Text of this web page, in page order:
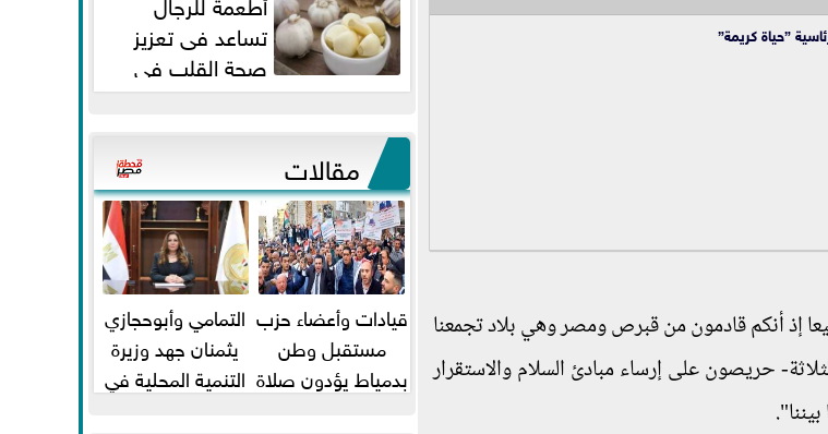
”حياة كريمة”
إذ أنكم قادمون من قبرص ومصر وهي بلاد تجمعنا
حريصون على إرساء مبادئ السلام والاستقرار
كفر...
تساعد فى تعزيز
صحة القلب فى
سن الأربعين
مقالات
قيادات وأعضاء حزب
مستقبل وطن
بدمياط يؤدون صلاة
التمامي وأبوحجازي
يثمنان جهد وزيرة
التنمية المحلية في